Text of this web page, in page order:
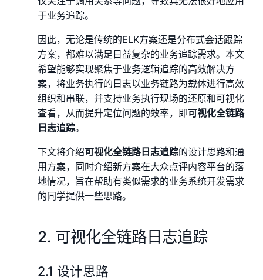
于业务追踪。
因此，无论是传统的ELK方案还是分布式会话跟踪
方案，都难以满足日益复杂的业务追踪需求。本文
希望能够实现聚焦于业务逻辑追踪的高效解决方
案，将业务执行的日志以业务链路为载体进行高效
组织和串联，并支持业务执行现场的还原和可视化
查看，从而提升定位问题的效率，即可视化全链路
日志追踪。
下文将介绍可视化全链路日志追踪的设计思路和通
用方案，同时介绍新方案在大众点评内容平台的落
地情况，旨在帮助有类似需求的业务系统开发需求
的同学提供一些思路。
2. 可视化全链路日志追踪
2.1 设计思路